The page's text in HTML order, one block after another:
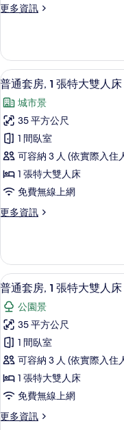
有
更多資訊
更
Room
的
詳
情
顯
示
普
通
套
房,
1
張
特
雙
人
床
(Panorama)
的
所
有
相
片
10
普通套房, 1 張特大雙人
城市景
35 平方公尺
1 間臥室
可容納 3 人 (依實際入住
1 張特大雙人床
免費無線上網
更多資訊
更
套
房,
1
張
特
大
雙
人
床
(Panorama)
的
詳
顯
示
普
通
套
房,
1
張
特
10
普通套房, 1 張特大雙人
公園景
35 平方公尺
1 間臥室
可容納 3 人 (依實際入住
1 張特大雙人床
免費無線上網
更多資訊
更